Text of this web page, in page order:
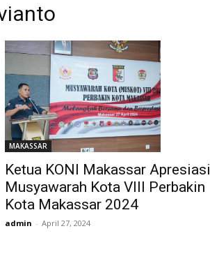
MAKASSAR
Ketua KONI Makassar Apresiasi
Musyawarah Kota VIII Perbakin
Kota Makassar 2024
admin - April 27, 2024